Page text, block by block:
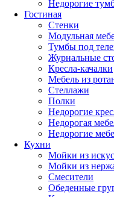
Недорогие
Гостиная
Стенки
Модульная
Тумбы под
Журнальные
Кресла-качалки
Мебель из
Стеллажи
Полки
Недорогие
Недорогая
Недорогие
Кухни
Мойки из
Мойки из
Смесители
Обеденные